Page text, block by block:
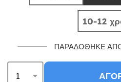
10-12
ΠΑΡΑΔΌΘΗΚΕ